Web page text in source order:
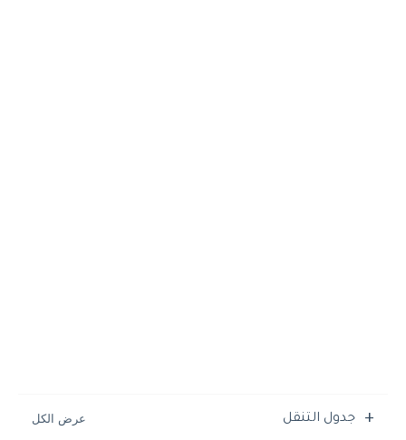
جدول التنقل